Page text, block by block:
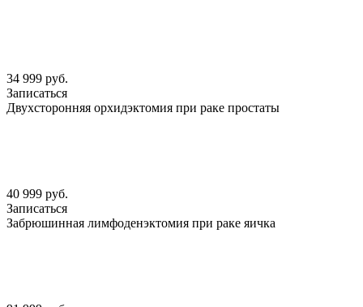
34 999 руб.
Записаться
Двухсторонняя орхидэктомия при раке простаты
40 999 руб.
Записаться
Забрюшинная лимфоденэктомия при раке яичка